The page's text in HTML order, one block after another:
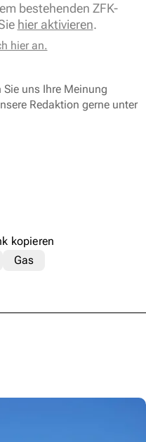
bestehenden ZFK-
hier aktivieren.
hier an.
Sie uns Ihre Meinung
Redaktion gerne unter
kopieren
Gas